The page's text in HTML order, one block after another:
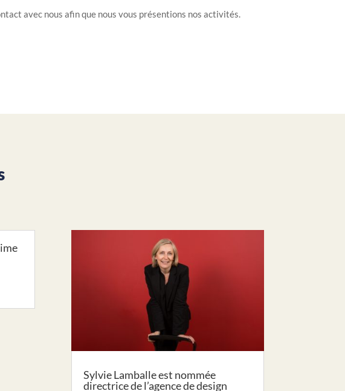
avec nous afin que nous vous présentions nos activités.
Sylvie Lamballe est nommée
directrice de l’agence de design